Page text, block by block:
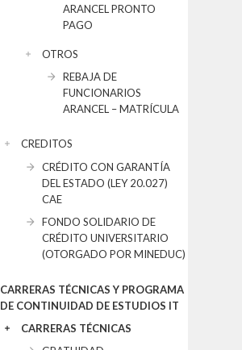
ARANCEL PRONTO
PAGO
OTROS
REBAJA DE
FUNCIONARIOS
ARANCEL – MATRÍCULA
CREDITOS
CRÉDITO CON GARANTÍA
DEL ESTADO (LEY 20.027)
CAE
FONDO SOLIDARIO DE
CRÉDITO UNIVERSITARIO
(OTORGADO POR MINEDUC)
CARRERAS TÉCNICAS Y PROGRAMA
DE CONTINUIDAD DE ESTUDIOS IT
CARRERAS TÉCNICAS